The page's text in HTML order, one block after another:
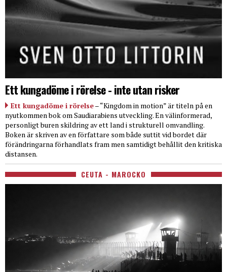
Ett kungadöme i rörelse - inte utan risker
Ett kungadöme i rörelse– “Kingdom in motion” är titeln på en
nyutkommen bok om Saudiarabiens utveckling. En välinformerad,
personligt buren skildring av ett land i strukturell omvandling.
Boken är skriven av en författare som både suttit vid bordet där
förändringarna förhandlats fram men samtidigt behållit den kritiska
distansen.
CEUTA - MAROCKO